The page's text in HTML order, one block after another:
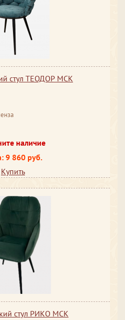
стул ТЕОДОР МСК
наличие
9 860 руб.
Купить
стул РИКО МСК